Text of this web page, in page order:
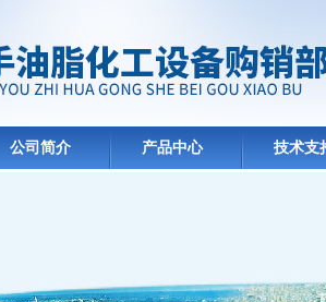
公司简介 产品中心 技术支